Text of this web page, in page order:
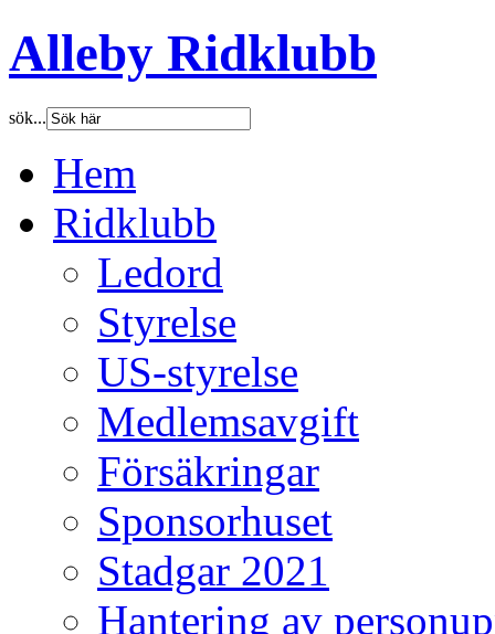
Alleby Ridklubb
sök...
Hem
Ridklubb
Ledord
Styrelse
US-styrelse
Medlemsavgift
Försäkringar
Sponsorhuset
Stadgar 2021
Hantering av